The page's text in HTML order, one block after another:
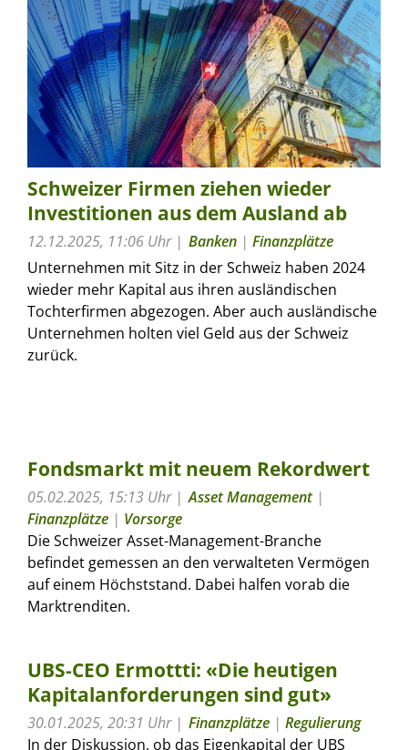
Schweizer Firmen ziehen wieder
Investitionen aus dem Ausland ab
12.12.2025, 11:06 Uhr Banken | Finanzplätze
Unternehmen mit Sitz in der Schweiz haben 2024
wieder mehr Kapital aus ihren ausländischen
Tochterfirmen abgezogen. Aber auch ausländische
Unternehmen holten viel Geld aus der Schweiz
zurück.
Fondsmarkt mit neuem Rekordwert
05.02.2025, 15:13 Uhr Asset Management|
Finanzplätze | Vorsorge
Die Schweizer Asset-Management-Branche
befindet gemessen an den verwalteten Vermögen
auf einem Höchststand. Dabei halfen vorab die
Marktrenditen.
UBS-CEO Ermottti: «Die heutigen
Kapitalanforderungen sind gut»
30.01.2025, 20:31 Uhr Finanzplätze | Regulierung
In der Diskussion, ob das Eigenkapital der UBS